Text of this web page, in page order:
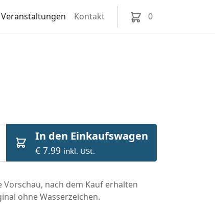
Veranstaltungen Kontakt 0
In den Einkaufswagen
€ 7.99 inkl. USt.
Vorschau, nach dem Kauf erhalten
ohne Wasserzeichen.